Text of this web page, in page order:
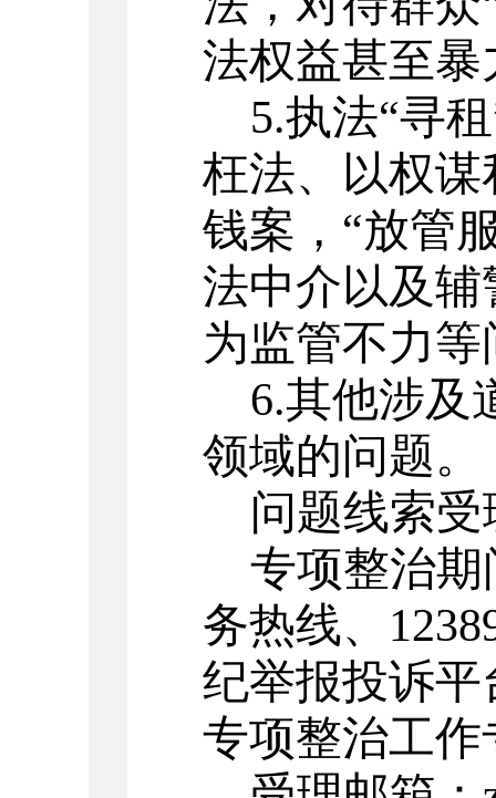
法权益甚至
5.执法“寻租
枉法、以权
钱案， “放管
法中介以及
为监管不力等
6.其他涉及
领域的问题。
问题线索
专项整治
务热线、
纪举报投诉
专项整治工